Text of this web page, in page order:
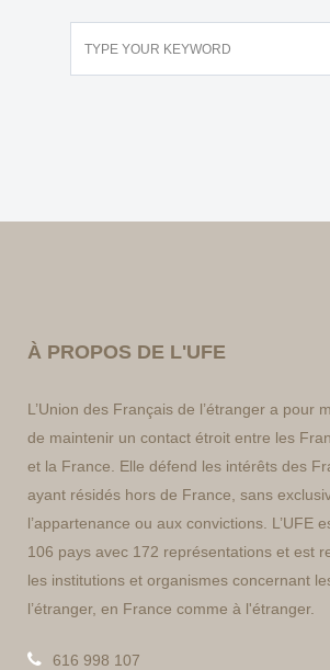
À PROPOS DE L'UFE
L’Union des Français de l’étranger a pour
de maintenir un contact étroit entre les
et la France. Elle défend les intérêts des
ayant résidés hors de France, sans
l’appartenance ou aux convictions. L’UFE
106 pays avec 172 représentations et est
les institutions et organismes concernant
l’étranger, en France comme à l'étranger.
616 998 107